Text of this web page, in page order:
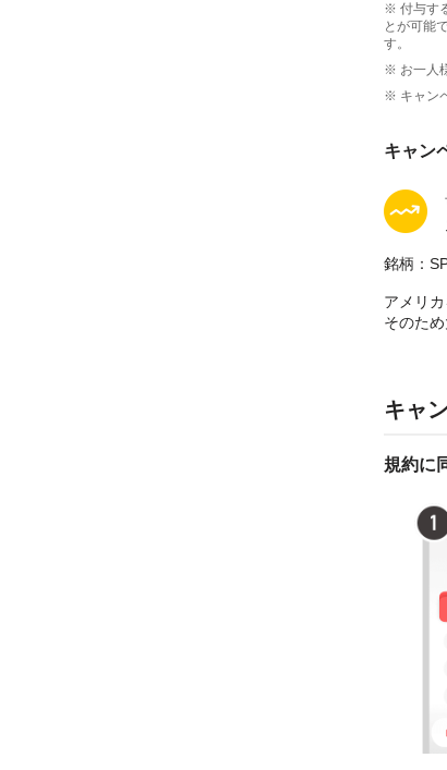
※ 付与す
とが可能
す。
※ お一人
※ キャン
キャン
銘柄：
アメリ
そのた
キャ
規約に